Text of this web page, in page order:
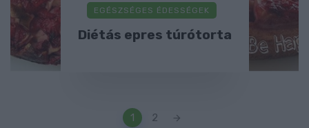
EGÉSZSÉGES ÉDESSÉGEK
Diétás epres túrótorta
1 2